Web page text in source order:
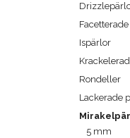
Ispärlor
Rondeller
Lackerade
5 mm